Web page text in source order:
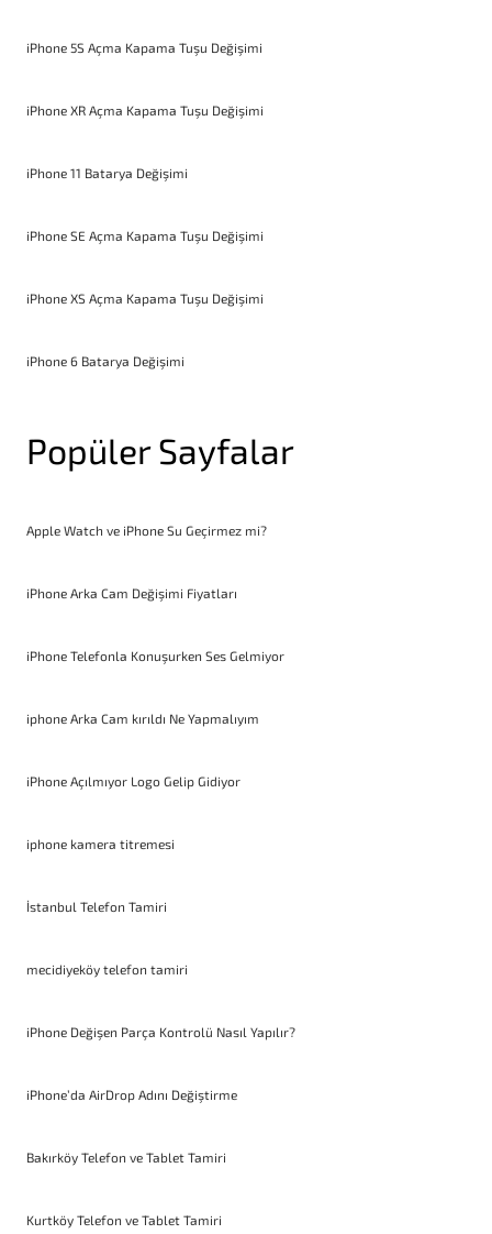
iPhone 5S Açma Kapama Tuşu Değişimi
iPhone XR Açma Kapama Tuşu Değişimi
iPhone 11 Batarya Değişimi
iPhone SE Açma Kapama Tuşu Değişimi
iPhone XS Açma Kapama Tuşu Değişimi
iPhone 6 Batarya Değişimi
Popüler Sayfalar
Apple Watch ve iPhone Su Geçirmez mi?
iPhone Arka Cam Değişimi Fiyatları
iPhone Telefonla Konuşurken Ses Gelmiyor
iphone Arka Cam kırıldı Ne Yapmalıyım
iPhone Açılmıyor Logo Gelip Gidiyor
iphone kamera titremesi
İstanbul Telefon Tamiri
mecidiyeköy telefon tamiri
iPhone Değişen Parça Kontrolü Nasıl Yapılır?
iPhone’da AirDrop Adını Değiştirme
Bakırköy Telefon ve Tablet Tamiri
Kurtköy Telefon ve Tablet Tamiri